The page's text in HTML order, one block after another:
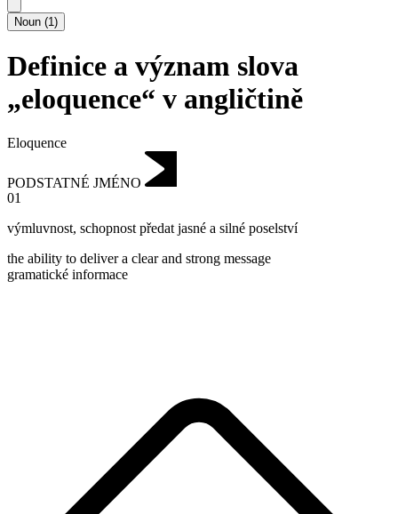
Noun (1)
Definice a význam slova
„eloquence“ v angličtině
Eloquence
PODSTATNÉ JMÉNO
01
výmluvnost, schopnost předat jasné a silné poselství
the ability to deliver a clear and strong message
gramatické informace